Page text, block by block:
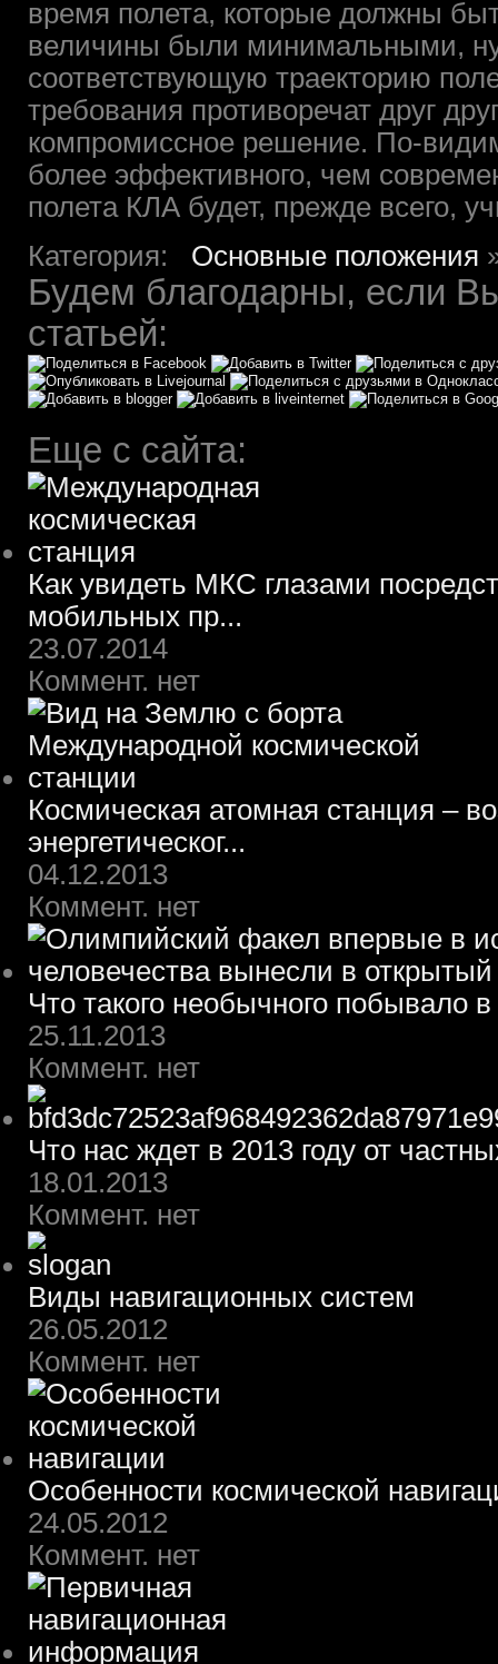
время полета, которые должны
величины были минимальными,
соответствующую траекторию
требования противоречат друг
компромиссное решение. По-
более эффективного, чем
полета КЛА будет, прежде всего,
Категория: Основные положения
Будем благодарны, если
статьей:
Еще с сайта:
Как увидеть МКС глазами
мобильных пр...
23.07.2014
Коммент. нет
Космическая атомная станция –
энергетическог...
04.12.2013
Коммент. нет
Что такого необычного побывало
25.11.2013
Коммент. нет
Что нас ждет в 2013 году от
18.01.2013
Коммент. нет
Виды навигационных систем
26.05.2012
Коммент. нет
Особенности космической
24.05.2012
Коммент. нет